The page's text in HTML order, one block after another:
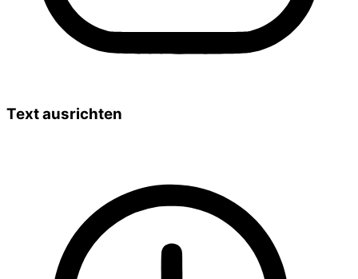
Text ausrichten